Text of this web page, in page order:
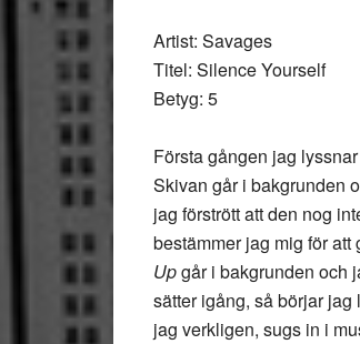
Artist: Savages
Titel: Silence Yourself
Betyg: 5
Första gången jag
Skivan går i bakgrunden
jag förstrött att den nog
bestämmer jag mig för
Upgår i bakgrunden och
sätter igång, så börjar
jag verkligen, sugs in i